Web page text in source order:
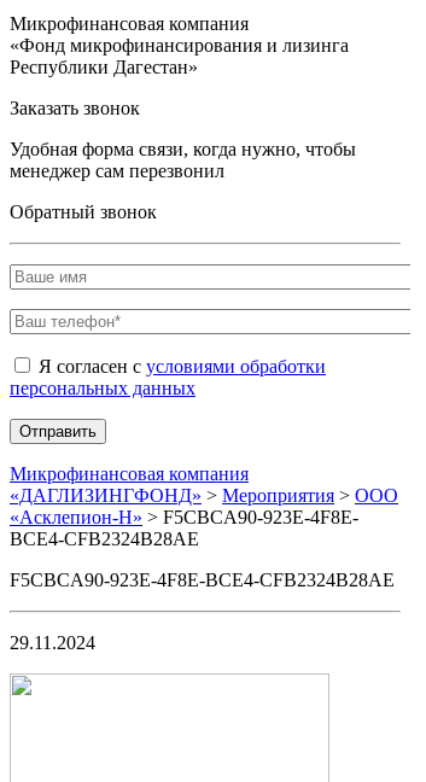
Микрофинансовая компания
«Фонд микрофинансирования и лизинга
Республики Дагестан»
Заказать звонок
Удобная форма связи, когда нужно, чтобы
менеджер сам перезвонил
Обратный звонок
Я согласен с условиями обработки
персональных данных
Микрофинансовая компания
«ДАГЛИЗИНГФОНД» > Мероприятия > ООО
«Асклепион-Н» > F5CBCA90-923E-4F8E-
BCE4-CFB2324B28AE
F5CBCA90-923E-4F8E-BCE4-CFB2324B28AE
29.11.2024